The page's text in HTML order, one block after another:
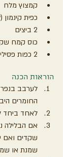
קמצוץ מלח
כפית
2 ביצים
כוס קמח
2 כפות פסיליום
הוראות הכנה
לערבב
החומרים
לאחד ביחד
אם הבלילה
שקדים ואם
שמנת או